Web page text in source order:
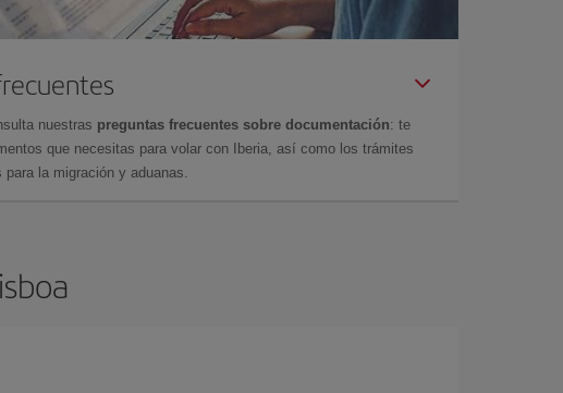
nuestras preguntas frecuentes sobre documentación: te
que necesitas para volar con Iberia, así como los trámites
la migración y aduanas.